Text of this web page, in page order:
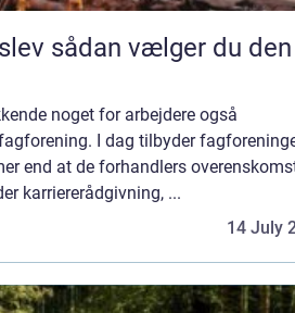
den
noget for arbejdere også
I dag tilbyder
end at de forhandlers
karriererådgivning, ...
14 July